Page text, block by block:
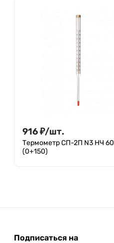
916₽/шт.
Термометр СП-2П N3 НЧ 60
(0+150)
Подписаться на